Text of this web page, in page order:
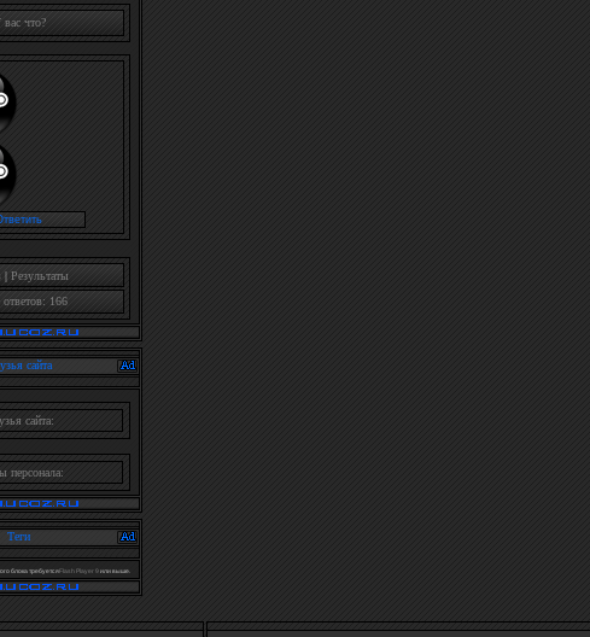
что?
| Результаты
ответов: 166
сайта
сайта:
персонала:
Теги
блока требуетсяFlash Player 9или выше.